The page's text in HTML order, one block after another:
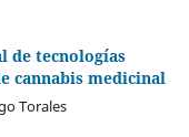
de tecnologías
cannabis medicinal
Torales